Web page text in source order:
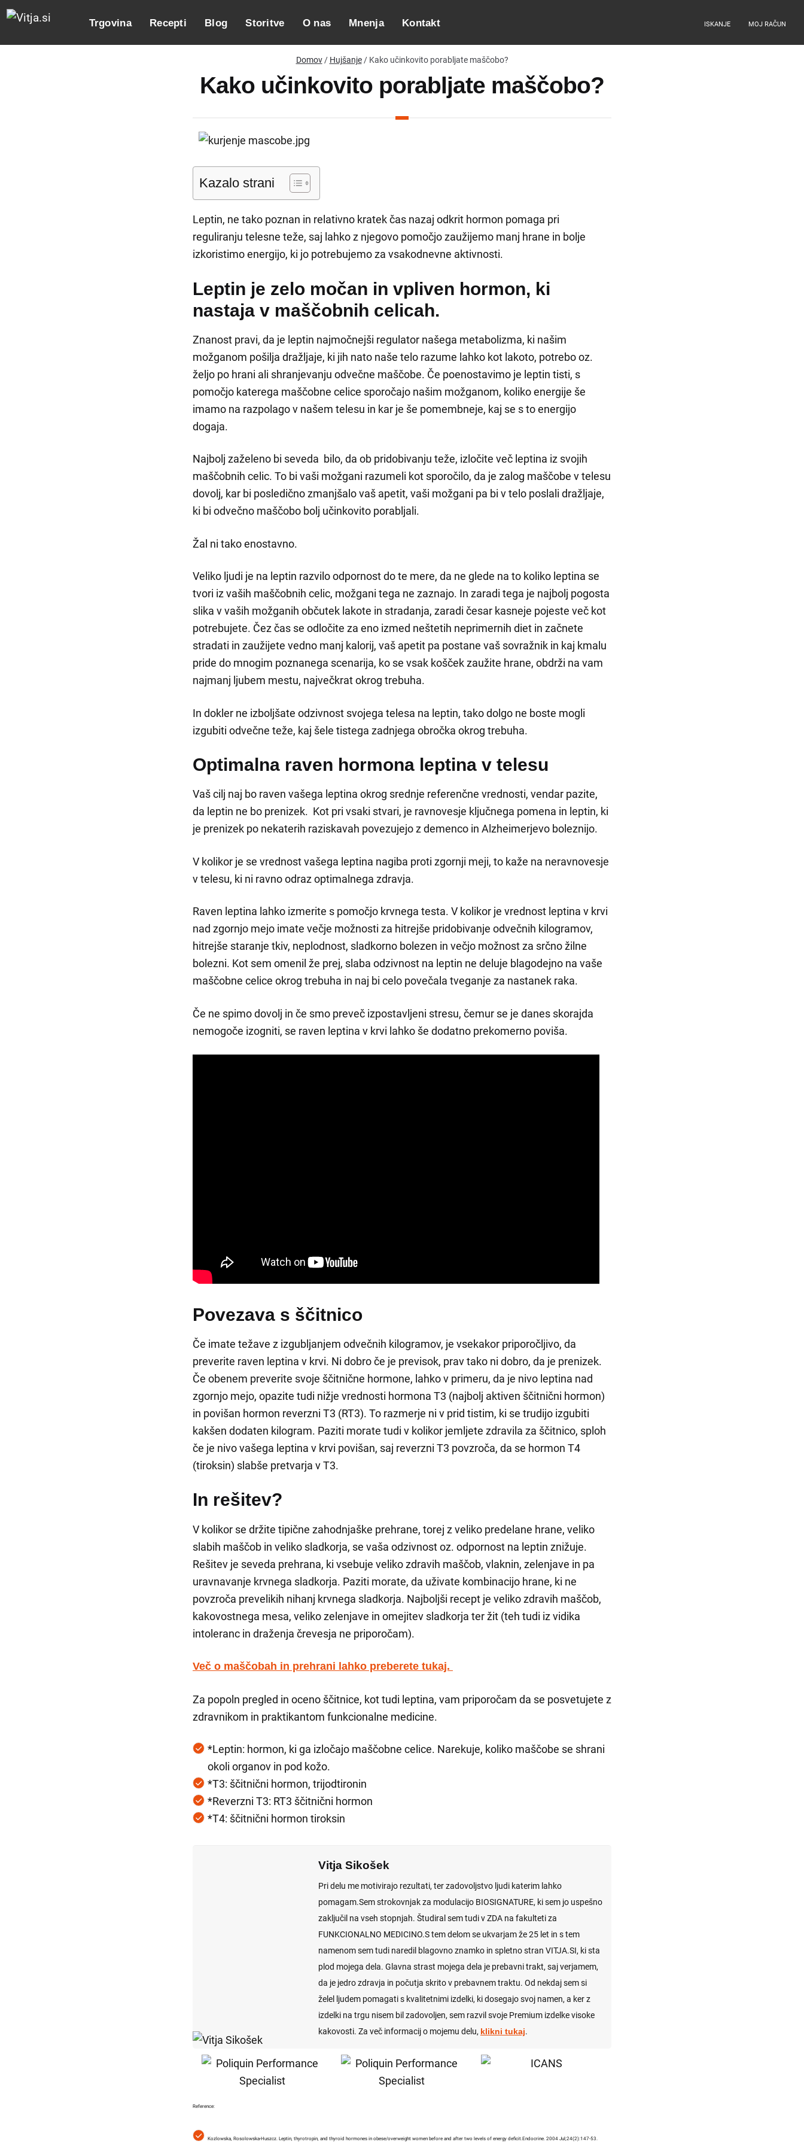
Trgovina Recepti Blog Storitve O nas Mnenja Kontakt ISKANJE MOJ RAČUN
Domov/ Hujšanje/ Kako učinkovito porabljate maščobo?
Kako učinkovito porabljate maščobo?
Kazalo strani
Leptin, ne tako poznan in relativno kratek čas nazaj odkrit hormon pomaga pri
reguliranju telesne teže, saj lahko z njegovo pomočjo zaužijemo manj hrane in bolje
izkoristimo energijo, ki jo potrebujemo za vsakodnevne aktivnosti.
Leptin je zelo močan in vpliven hormon, ki
nastaja v maščobnih celicah.
Znanost pravi, da je leptin najmočnejši regulator našega metabolizma, ki našim
možganom pošilja dražljaje, ki jih nato naše telo razume lahko kot lakoto, potrebo oz.
željo po hrani ali shranjevanju odvečne maščobe. Če poenostavimo je leptin tisti, s
pomočjo katerega maščobne celice sporočajo našim možganom, koliko energije še
imamo na razpolago v našem telesu in kar je še pomembneje, kaj se s to energijo
dogaja.
Najbolj zaželeno bi seveda bilo, da ob pridobivanju teže, izločite več leptina iz svojih
maščobnih celic. To bi vaši možgani razumeli kot sporočilo, da je zalog maščobe v telesu
dovolj, kar bi posledično zmanjšalo vaš apetit, vaši možgani pa bi v telo poslali dražljaje,
ki bi odvečno maščobo bolj učinkovito porabljali.
Žal ni tako enostavno.
Veliko ljudi je na leptin razvilo odpornost do te mere, da ne glede na to koliko leptina se
tvori iz vaših maščobnih celic, možgani tega ne zaznajo. In zaradi tega je najbolj pogosta
slika v vaših možganih občutek lakote in stradanja, zaradi česar kasneje pojeste več kot
potrebujete. Čez čas se odločite za eno izmed neštetih neprimernih diet in začnete
stradati in zaužijete vedno manj kalorij, vaš apetit pa postane vaš sovražnik in kaj kmalu
pride do mnogim poznanega scenarija, ko se vsak košček zaužite hrane, obdrži na vam
najmanj ljubem mestu, največkrat okrog trebuha.
In dokler ne izboljšate odzivnost svojega telesa na leptin, tako dolgo ne boste mogli
izgubiti odvečne teže, kaj šele tistega zadnjega obročka okrog trebuha.
Optimalna raven hormona leptina v telesu
Vaš cilj naj bo raven vašega leptina okrog srednje referenčne vrednosti, vendar pazite,
da leptin ne bo prenizek. Kot pri vsaki stvari, je ravnovesje ključnega pomena in leptin, ki
je prenizek po nekaterih raziskavah povezujejo z demenco in Alzheimerjevo boleznijo.
V kolikor je se vrednost vašega leptina nagiba proti zgornji meji, to kaže na neravnovesje
v telesu, ki ni ravno odraz optimalnega zdravja.
Raven leptina lahko izmerite s pomočjo krvnega testa. V kolikor je vrednost leptina v krvi
nad zgornjo mejo imate večje možnosti za hitrejše pridobivanje odvečnih kilogramov,
hitrejše staranje tkiv, neplodnost, sladkorno bolezen in večjo možnost za srčno žilne
bolezni. Kot sem omenil že prej, slaba odzivnost na leptin ne deluje blagodejno na vaše
maščobne celice okrog trebuha in naj bi celo povečala tveganje za nastanek raka.
Če ne spimo dovolj in če smo preveč izpostavljeni stresu, čemur se je danes skorajda
nemogoče izogniti, se raven leptina v krvi lahko še dodatno prekomerno poviša.
Povezava s ščitnico
Če imate težave z izgubljanjem odvečnih kilogramov, je vsekakor priporočljivo, da
preverite raven leptina v krvi. Ni dobro če je previsok, prav tako ni dobro, da je prenizek.
Če obenem preverite svoje ščitnične hormone, lahko v primeru, da je nivo leptina nad
zgornjo mejo, opazite tudi nižje vrednosti hormona T3 (najbolj aktiven ščitnični hormon)
in povišan hormon reverzni T3 (RT3). To razmerje ni v prid tistim, ki se trudijo izgubiti
kakšen dodaten kilogram. Paziti morate tudi v kolikor jemljete zdravila za ščitnico, sploh
če je nivo vašega leptina v krvi povišan, saj reverzni T3 povzroča, da se hormon T4
(tiroksin) slabše pretvarja v T3.
In rešitev?
V kolikor se držite tipične zahodnjaške prehrane, torej z veliko predelane hrane, veliko
slabih maščob in veliko sladkorja, se vaša odzivnost oz. odpornost na leptin znižuje.
Rešitev je seveda prehrana, ki vsebuje veliko zdravih maščob, vlaknin, zelenjave in pa
uravnavanje krvnega sladkorja. Paziti morate, da uživate kombinacijo hrane, ki ne
povzroča prevelikih nihanj krvnega sladkorja. Najboljši recept je veliko zdravih maščob,
kakovostnega mesa, veliko zelenjave in omejitev sladkorja ter žit (teh tudi iz vidika
intoleranc in draženja črevesja ne priporočam).
Več o maščobah in prehrani lahko preberete tukaj.
Za popoln pregled in oceno ščitnice, kot tudi leptina, vam priporočam da se posvetujete z
zdravnikom in praktikantom funkcionalne medicine.
*Leptin: hormon, ki ga izločajo maščobne celice. Narekuje, koliko maščobe se shrani
okoli organov in pod kožo.
*T3: ščitnični hormon, trijodtironin
*Reverzni T3: RT3 ščitnični hormon
*T4: ščitnični hormon tiroksin
Vitja Sikošek
Pri delu me motivirajo rezultati, ter zadovoljstvo ljudi katerim lahko
pomagam.Sem strokovnjak za modulacijo BIOSIGNATURE, ki sem jo uspešno
zaključil na vseh stopnjah. Študiral sem tudi v ZDA na fakulteti za
FUNKCIONALNO MEDICINO.S tem delom se ukvarjam že 25 let in s tem
namenom sem tudi naredil blagovno znamko in spletno stran VITJA.SI, ki sta
plod mojega dela. Glavna strast mojega dela je prebavni trakt, saj verjamem,
da je jedro zdravja in počutja skrito v prebavnem traktu. Od nekdaj sem si
želel ljudem pomagati s kvalitetnimi izdelki, ki dosegajo svoj namen, a ker z
izdelki na trgu nisem bil zadovoljen, sem razvil svoje Premium izdelke visoke
kakovosti. Za več informacij o mojemu delu, klikni tukaj.
Reference:
Kozlowska, Rosolowska-Huszcz. Leptin, thyrotropin, and thyroid hormones in obese/overweight women before and after two levels of energy deficit.Endocrine. 2004 Jul;24(2):147-53.